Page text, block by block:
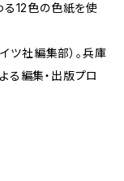
る12色の色紙を使
ツ社編集部）。兵庫
る編集・出版プロ